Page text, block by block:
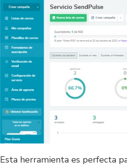
Esta herramienta es perfecta